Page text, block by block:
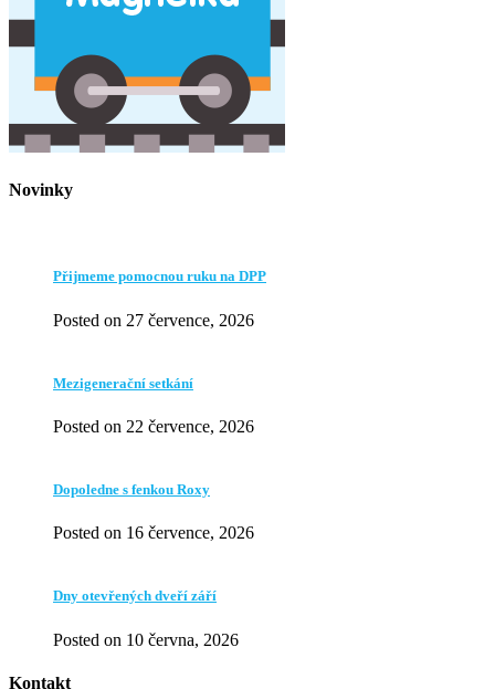
Novinky
Přijmeme pomocnou ruku na DPP
Posted on 27 července, 2026
Mezigenerační setkání
Posted on 22 července, 2026
Dopoledne s fenkou Roxy
Posted on 16 července, 2026
Dny otevřených dveří září
Posted on 10 června, 2026
Kontakt